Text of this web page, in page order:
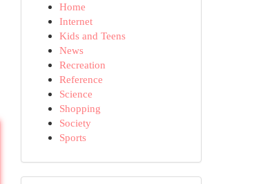
Home
Internet
Kids and Teens
News
Recreation
Reference
Science
Shopping
Society
Sports